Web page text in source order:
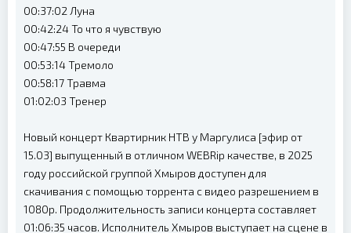
00:37:02 Луна
00:42:24 То что я чувствую
00:47:55 В очереди
00:53:14 Тремоло
00:58:17 Травма
01:02:03 Тренер
Новый концерт Квартирник НТВ у Маргулиса [эфир от
15.03] выпущенный в отличном WEBRip качестве, в 2025
году российской группой Хмыров доступен для
скачивания с помощью торрента с видео разрешением в
1080p. Продолжительность записи концерта составляет
01:06:35 часов. Исполнитель Хмыров выступает на сцене в